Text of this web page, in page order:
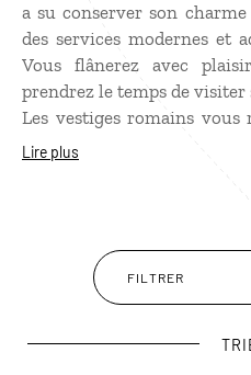
a su conserver son
des services modernes et
Vous flânerez avec
prendrez le temps de
Les vestiges romains vous
Pharos, ancien nom de
sauvages pour vous baigner
Lire plus
FILTRER